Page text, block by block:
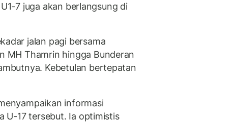
7 juga akan berlangsung di
jalan pagi bersama
MH Thamrin hingga Bunderan
Kebetulan bertepatan
informasi
U-17 tersebut. Ia optimistis